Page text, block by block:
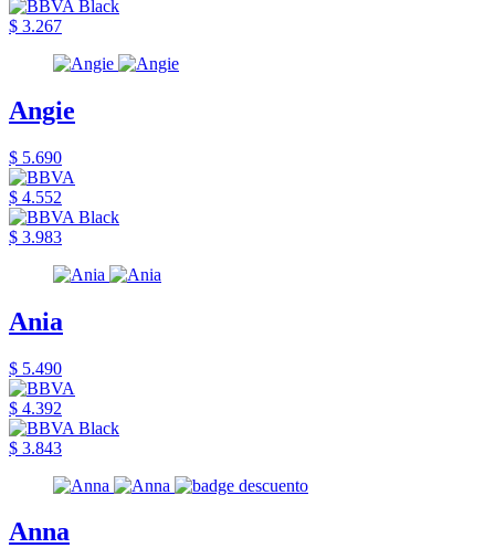
$ 3.267
Angie
$ 5.690
$ 4.552
$ 3.983
Ania
$ 5.490
$ 4.392
$ 3.843
Anna